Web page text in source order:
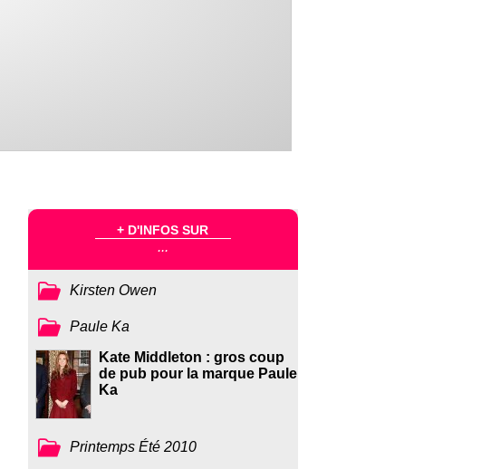
+ D'INFOS SUR
...
Kirsten Owen
Paule Ka
Kate Middleton : gros coup
de pub pour la marque Paule
Ka
Printemps Été 2010